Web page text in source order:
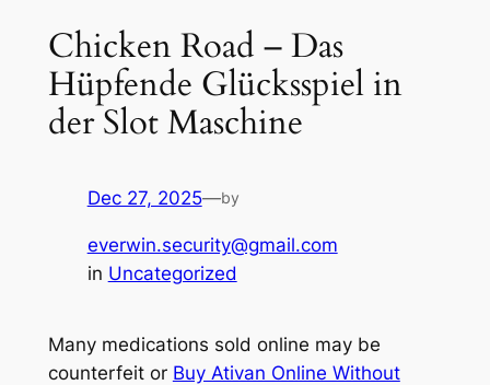
Chicken Road – Das
Hüpfende Glücksspiel in
der Slot Maschine
Dec 27, 2025—by
everwin.security@gmail.com
in Uncategorized
Many medications sold online may be
counterfeit or Buy Ativan Online Without